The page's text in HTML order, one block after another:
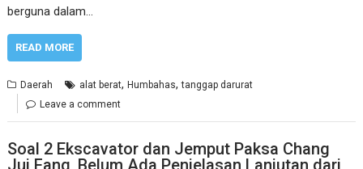
berguna dalam…
READ MORE
Daerah alat berat,Humbahas,tanggap darurat
Leave a comment
Soal 2 Ekscavator dan Jemput Paksa Chang
Jui Fang, Belum Ada Penjelasan Lanjutan dari